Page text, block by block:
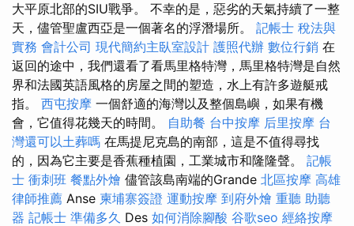
大平原北部的SIU戰爭。 不幸的是，惡劣的天氣持續了一整
天，儘管聖盧西亞是一個著名的浮潛場所。 記帳士 稅法與
實務 會計公司 現代簡約主臥室設計 護照代辦 數位行銷 在
返回的途中，我們還看了看馬里格特灣，馬里格特灣是自然
界和法國英語風格的房屋之間的塑造，水上有許多遊艇戒
指。 西屯按摩 一個舒適的海灣以及整個島嶼，如果有機
會，它值得花幾天的時間。 自助餐 台中按摩 后里按摩 台
灣還可以土葬嗎 在馬提尼克島的南部，這是不值得尋找
的，因為它主要是香蕉種植園，工業城市和隆隆聲。 記帳
士 衝刺班 餐點外燴 儘管該島南端的Grande 北區按摩 高雄
律師推薦 Anse 柬埔寨簽證 運動按摩 到府外燴 重聽 助聽
器 記帳士 準備多久 Des 如何消除腳酸 谷歌seo 經絡按摩